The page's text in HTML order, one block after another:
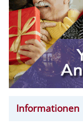
Informationen